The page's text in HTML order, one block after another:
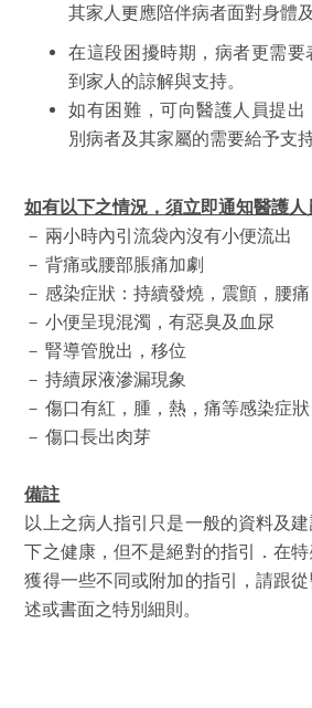
其家人更應陪伴病者面對身體
在這段困擾時期，病者更需
到家人的諒解與支持。
如有困難，可向醫護人員提
別病者及其家屬的需要給予支
如有以下之情況，須立即通知醫護
－ 兩小時內引流袋內沒有小便流出
－ 背痛或腰部脹痛加劇
－ 感染症狀：持續發燒，震顫，腰痛
－ 小便呈現混濁，有惡臭及血尿
－ 腎導管脫出，移位
－ 持續尿液滲漏現象
－ 傷口有紅，腫，熱，痛等感染症狀
－ 傷口長出肉芽
備註
以上之病人指引只是一般的資料及
下之健康，但不是絕對的指引．在
獲得一些不同或附加的指引，請跟
述或書面之特別細則。